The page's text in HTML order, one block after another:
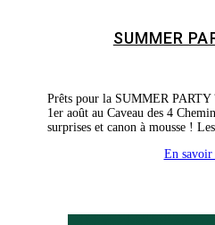
SUMMER
Prêts pour la SUMMER PARTY
1er août au Caveau des 4
surprises et canon à mousse !
En savoir